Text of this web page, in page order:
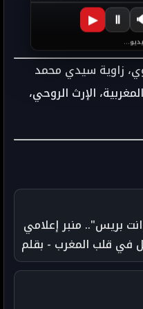
والاجتماعية التي
زاوية سيدي محمد
الإرث الروحي،
بريس".. منبر إعلامي
قلب المغرب - بقلم
عن جريدة
▶ Ⅱ